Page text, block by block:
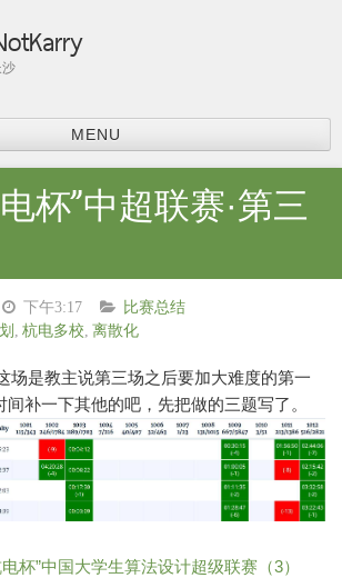
MENU
杯”中超联赛·第三
下午3:17
比赛总结
杭电多校 离散化
场是教主说第三场之后要加大难度的第一
补一下其他的吧，先把做的三题写了。
电杯”中国大学生算法设计超级联赛（3）